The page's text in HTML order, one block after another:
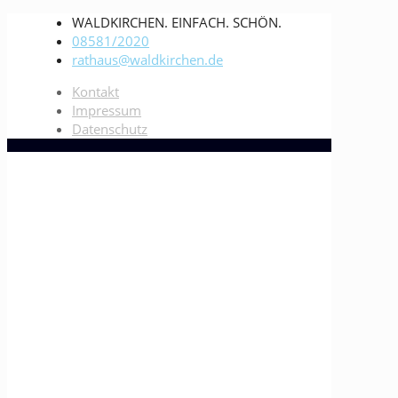
WALDKIRCHEN. EINFACH. SCHÖN.
08581/2020
rathaus@waldkirchen.de
Kontakt
Impressum
Datenschutz